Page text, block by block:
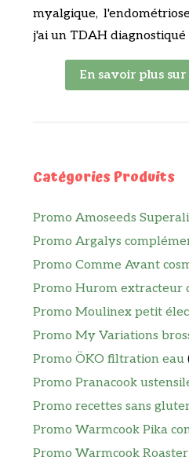
myalgique,
j'ai un TDAH
En savoir plus
Catégories Produits
Promo Amoseeds
Promo Argalys
Promo Comme Avant
Promo Hurom extracteur
Promo Moulinex petit
Promo My Variations
Promo ÖKO filtration eau
Promo Pranacook
Promo recettes sans
Promo Warmcook Pika
Promo Warmcook